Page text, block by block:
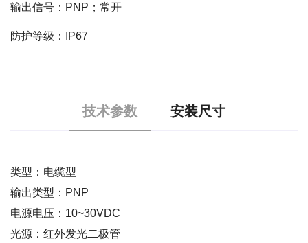
输出信号：PNP；常开
防护等级：IP67
技术参数 安装尺寸
类型：电缆型
输出类型：PNP
电源电压：10~30VDC
光源：红外发光二极管